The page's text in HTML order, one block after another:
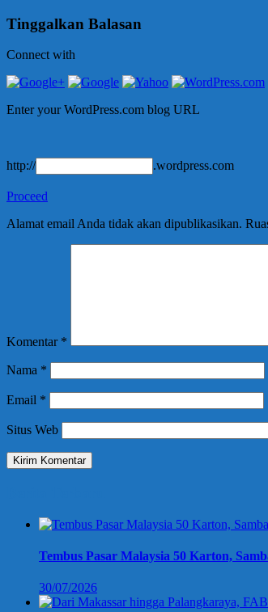
Tinggalkan Balasan
Connect with
Enter your WordPress.com blog URL
http:// .wordpress.com
Proceed
Alamat email Anda tidak akan dipublikasikan.
Komentar *
Nama *
Email *
Situs Web
Tembus Pasar Malaysia 50 Karton,
30/07/2026